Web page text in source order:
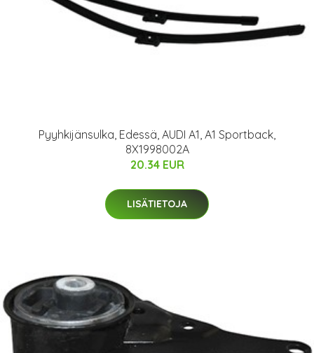
Pyyhkijänsulka, Edessä, AUDI A1, A1 Sportback,
8X1998002A
20.34 EUR
LISÄTIETOJA